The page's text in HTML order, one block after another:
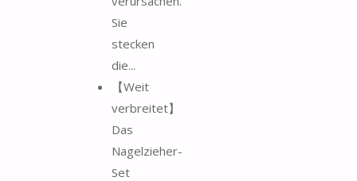
Sie
stecken
die...
【Weit
verbreitet】
Das
Nagelzieher-
Set